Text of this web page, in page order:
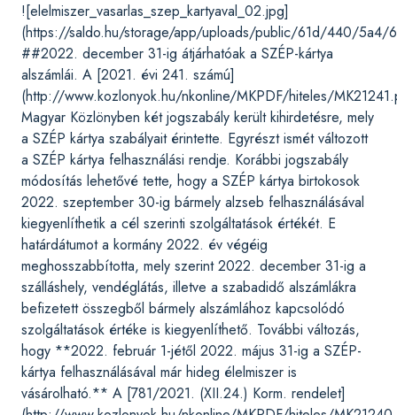
![elelmiszer_vasarlas_szep_kartyaval_02.jpg]
(https://saldo.hu/storage/app/uploads/public/61d/440/5a4/
##2022. december 31-ig átjárhatóak a SZÉP-kártya
alszámlái. A [2021. évi 241. számú]
(http://www.kozlonyok.hu/nkonline/MKPDF/hiteles/
Magyar Közlönyben két jogszabály került kihirdetésre, mely
a SZÉP kártya szabályait érintette. Egyrészt ismét változott
a SZÉP kártya felhasználási rendje. Korábbi jogszabály
módosítás lehetővé tette, hogy a SZÉP kártya birtokosok
2022. szeptember 30-ig bármely alzseb felhasználásával
kiegyenlíthetik a cél szerinti szolgáltatások értékét. E
határdátumot a kormány 2022. év végéig
meghosszabbította, mely szerint 2022. december 31-ig a
szálláshely, vendéglátás, illetve a szabadidő alszámlákra
befizetett összegből bármely alszámlához kapcsolódó
szolgáltatások értéke is kiegyenlíthető. További változás,
hogy **2022. február 1-jétől 2022. május 31-ig a SZÉP-
kártya felhasználásával már hideg élelmiszer is
vásárolható.** A [781/2021. (XII.24.) Korm. rendelet]